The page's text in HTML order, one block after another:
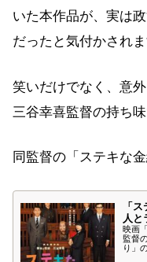
いた本作品が、実は
だったと気付かされま
笑いだけでなく、意
三谷幸喜監督の持ち味
同監督の「ステキな
「
人と
映画
監督
り」